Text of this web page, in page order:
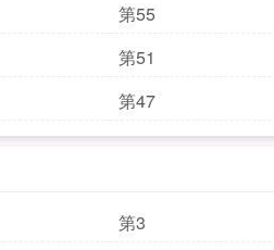
第55
第51
第47
第3